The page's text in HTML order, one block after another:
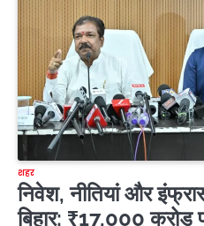
शहर
निवेश, नीतियां और
बिहार: ₹17,000 करोड़